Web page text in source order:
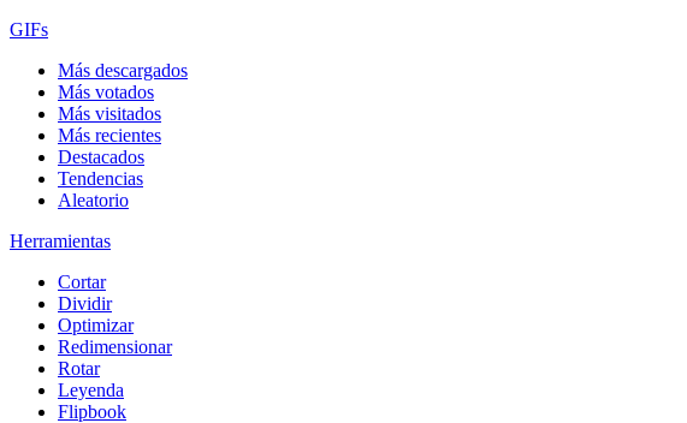
GIFs
Más descargados
Más votados
Más visitados
Más recientes
Destacados
Tendencias
Aleatorio
Herramientas
Cortar
Dividir
Optimizar
Redimensionar
Rotar
Leyenda
Flipbook